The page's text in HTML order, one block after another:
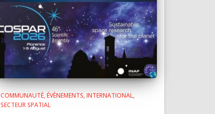
COMMUNAUTÉ ÉVÈNEMENTS INTERNATIONAL
SECTEUR SPATIAL